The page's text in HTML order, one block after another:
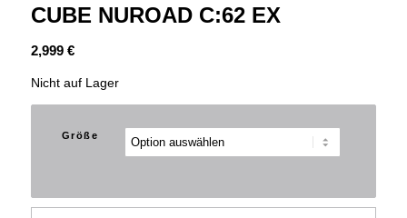
CUBE NUROAD C:62 EX
2,999 €
Nicht auf Lager
Größe